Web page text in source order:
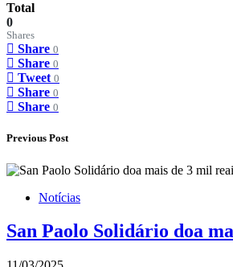
Total
0
Shares
Share 0
Share 0
Tweet 0
Share 0
Share 0
Previous Post
Notícias
San Paolo Solidário doa